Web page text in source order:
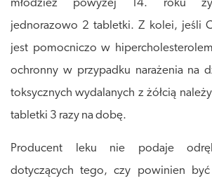
młodzież powyżej 14. roku
jednorazowo 2 tabletki. Z kolei, jeśli
jest pomocniczo w
ochronny w przypadku narażenia na
toksycznych wydalanych z żółcią
tabletki 3 razy na dobę.
Producent leku nie podaje
dotyczących tego, czy powinien